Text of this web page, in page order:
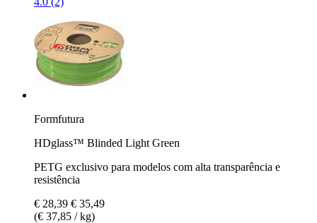
Formfutura
HDglass™ Blinded Light Green
PETG exclusivo para modelos com alta transparência e
resistência
€ 28,39 € 35,49
(€ 37,85 / kg)